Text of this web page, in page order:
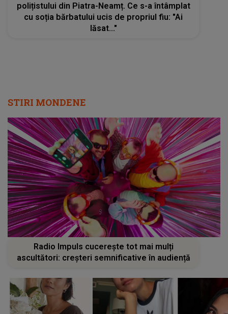
polițistului din Piatra-Neamț. Ce s-a întâmplat
cu soția bărbatului ucis de propriul fiu: "Ai
lăsat..."
STIRI MONDENE
Radio Impuls cucerește tot mai mulți
ascultători: creșteri semnificative în audiență